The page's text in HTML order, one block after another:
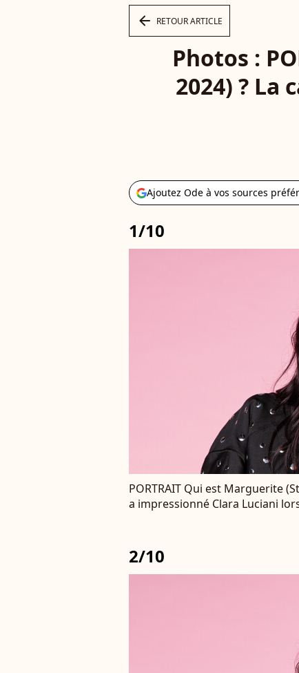
arrow_left RETOUR ARTICLE
Photos :
2024) ? La
Ajoutez Ode à vos sources
1/10
PORTRAIT Qui est Marguerite
a impressionné Clara Luciani
2/10